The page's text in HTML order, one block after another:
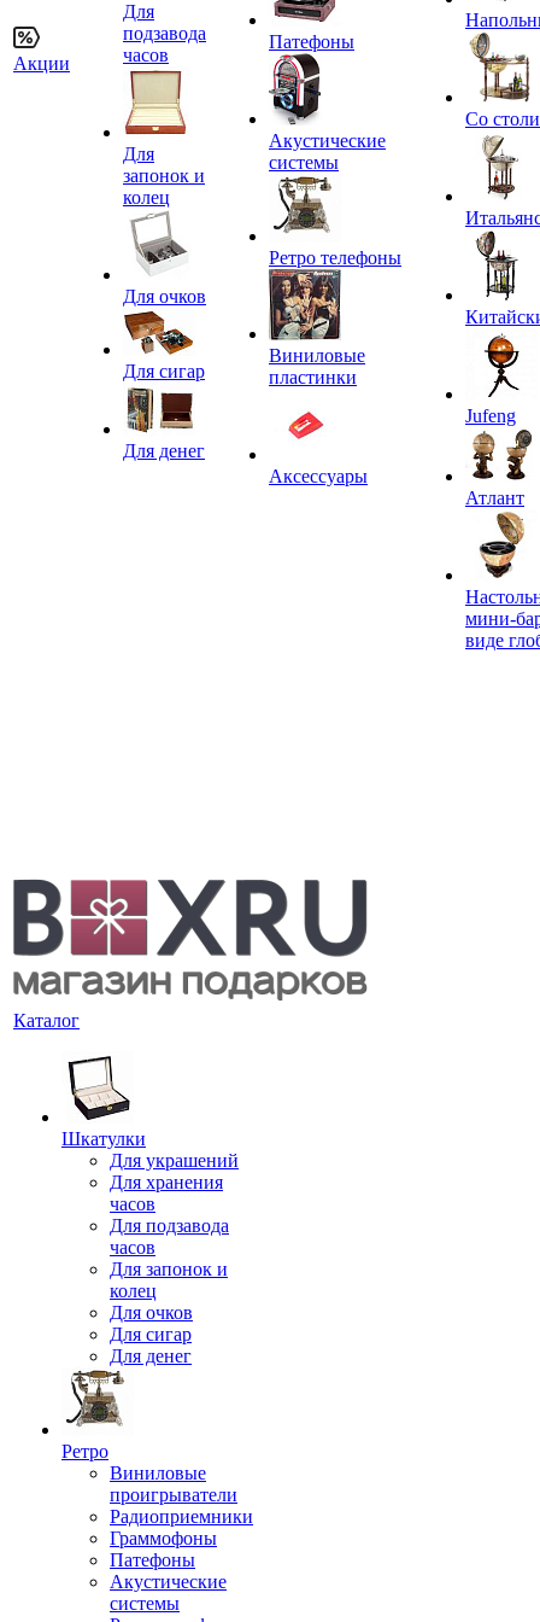
Акции
Для
подзавода
часов
Для
запонок и
колец
Для очков
Для сигар
Для денег
Патефоны
Акустические
системы
Ретро телефоны
Виниловые
пластинки
Аксессуары
Со
Jufeng
Атлант
мини-
виде
Каталог
Шкатулки
Для украшений
Для хранения
часов
Для подзавода
часов
Для запонок и
колец
Для очков
Для сигар
Для денег
Ретро
Виниловые
проигрыватели
Радиоприемники
Граммофоны
Патефоны
Акустические
системы